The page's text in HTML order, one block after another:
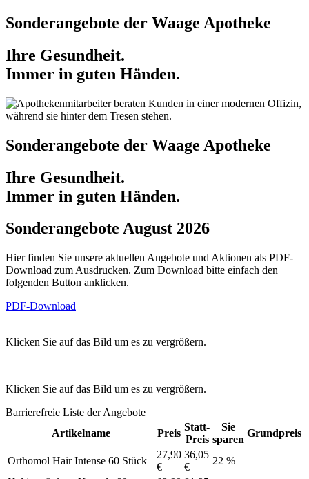
Sonderangebote der Waage Apotheke
Ihre Gesundheit.
Immer in guten Händen.
Sonderangebote der Waage Apotheke
Ihre Gesundheit.
Immer in guten Händen.
Sonderangebote August 2026
Hier finden Sie unsere aktuellen Angebote und Aktionen als PDF-
Download zum Ausdrucken. Zum Download bitte einfach den
folgenden Button anklicken.
PDF-Download
Klicken Sie auf das Bild um es zu vergrößern.
Klicken Sie auf das Bild um es zu vergrößern.
Barrierefreie Liste der Angebote
Artikelname
Preis
Statt-
Preis
Sie
sparen
Grundpreis
Orthomol Hair Intense 60 Stück
27,90
€
36,05
€
22 %
–